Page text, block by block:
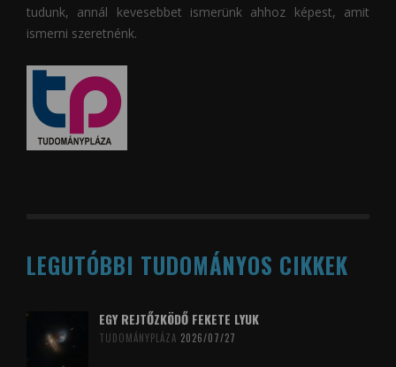
tudunk, annál kevesebbet ismerünk ahhoz képest, amit
ismerni szeretnénk.
LEGUTÓBBI TUDOMÁNYOS CIKKEK
EGY REJTŐZKÖDŐ FEKETE LYUK
TUDOMÁNYPLÁZA 2026/07/27